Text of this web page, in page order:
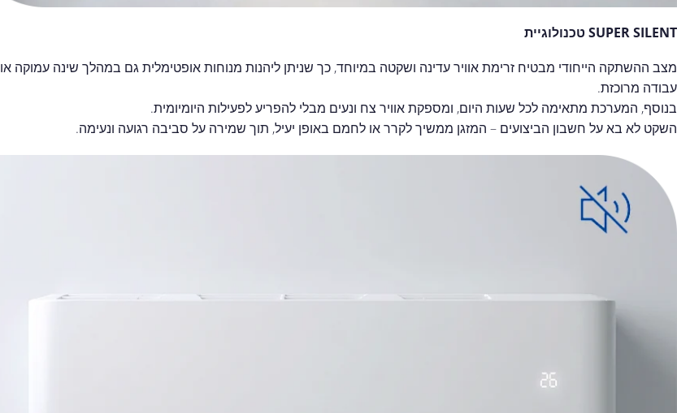
SUPER SILENT טכנולוגיית
מצב ההשתקה הייחודי מבטיח זרימת אוויר עדינה ושקטה במיוחד, כך שניתן ליהנות מנוחות אופטימלית גם במהלך שינה עמוקה או
עבודה מרוכזת.
בנוסף, המערכת מתאימה לכל שעות היום, ומספקת אוויר צח ונעים מבלי להפריע לפעילות היומיומית.
השקט לא בא על חשבון הביצועים – המזגן ממשיך לקרר או לחמם באופן יעיל, תוך שמירה על סביבה רגועה ונעימה.